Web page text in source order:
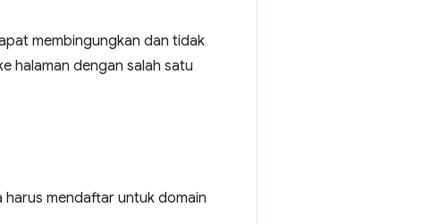
membingungkan dan tidak
halaman dengan salah satu
mendaftar untuk domain